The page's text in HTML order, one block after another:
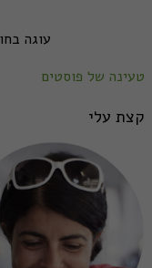
עוגה
טעינה של פוסטים
קצת עלי